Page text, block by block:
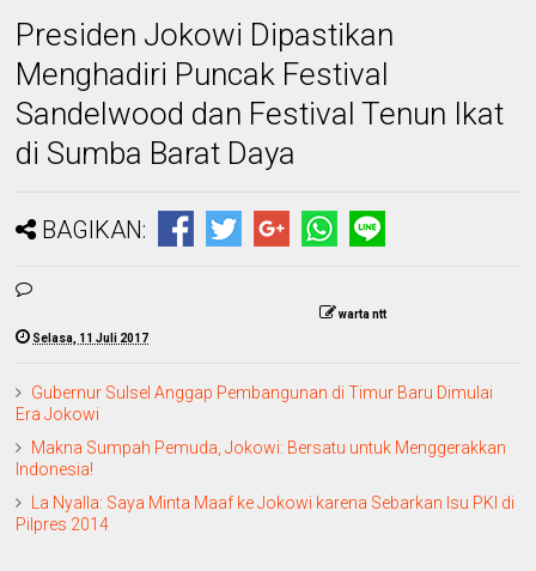
Presiden Jokowi Dipastikan
Menghadiri Puncak Festival
Sandelwood dan Festival Tenun Ikat
di Sumba Barat Daya
BAGIKAN:
warta ntt
Selasa, 11 Juli 2017
Gubernur Sulsel Anggap Pembangunan di Timur Baru Dimulai
Era Jokowi
Makna Sumpah Pemuda, Jokowi: Bersatu untuk Menggerakkan
Indonesia!
La Nyalla: Saya Minta Maaf ke Jokowi karena Sebarkan Isu PKI di
Pilpres 2014